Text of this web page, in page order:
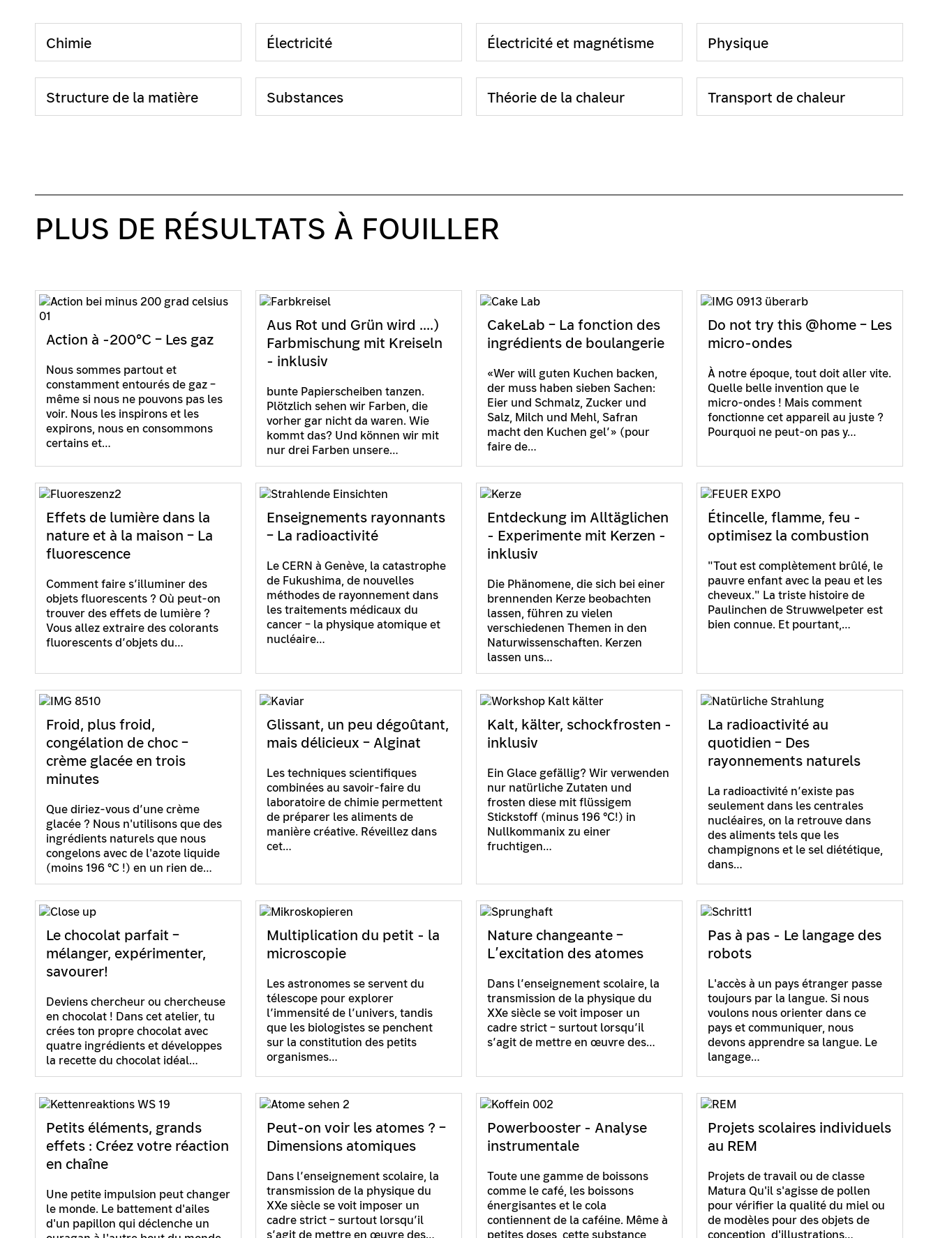
Chimie Électricité Électricité et magnétisme Physique
Structure de la matière Substances Théorie de la chaleur Transport de chaleur
PLUS DE RÉSULTATS À FOUILLER
Action à -200°C – Les gaz
Nous sommes partout et
constamment entourés de gaz –
même si nous ne pouvons pas les
voir. Nous les inspirons et les
expirons, nous en consommons
certains et…
Aus Rot und Grün wird ....)
Farbmischung mit Kreiseln
- inklusiv
bunte Papierscheiben tanzen.
Plötzlich sehen wir Farben, die
vorher gar nicht da waren. Wie
kommt das? Und können wir mit
nur drei Farben unsere…
CakeLab – La fonction des
ingrédients de boulangerie
«Wer will guten Kuchen backen,
der muss haben sieben Sachen:
Eier und Schmalz, Zucker und
Salz, Milch und Mehl, Safran
macht den Kuchen gel’» (pour
faire de…
Do not try this @home – Les
micro-ondes
À notre époque, tout doit aller vite.
Quelle belle invention que le
micro-ondes ! Mais comment
fonctionne cet appareil au juste ?
Pourquoi ne peut-on pas y…
Effets de lumière dans la
nature et à la maison – La
fluorescence
Comment faire s’illuminer des
objets fluorescents ? Où peut-on
trouver des effets de lumière ?
Vous allez extraire des colorants
fluorescents d’objets du…
Enseignements rayonnants
– La radioactivité
Le CERN à Genève, la catastrophe
de Fukushima, de nouvelles
méthodes de rayonnement dans
les traitements médicaux du
cancer – la physique atomique et
nucléaire…
Entdeckung im Alltäglichen
- Experimente mit Kerzen -
inklusiv
Die Phänomene, die sich bei einer
brennenden Kerze beobachten
lassen, führen zu vielen
verschiedenen Themen in den
Naturwissenschaften. Kerzen
lassen uns…
Étincelle, flamme, feu -
optimisez la combustion
"Tout est complètement brûlé, le
pauvre enfant avec la peau et les
cheveux." La triste histoire de
Paulinchen de Struwwelpeter est
bien connue. Et pourtant,…
Froid, plus froid,
congélation de choc –
crème glacée en trois
minutes
Que diriez-vous d’une crème
glacée ? Nous n'utilisons que des
ingrédients naturels que nous
congelons avec de l'azote liquide
(moins 196 °C !) en un rien de…
Glissant, un peu dégoûtant,
mais délicieux – Alginat
Les techniques scientifiques
combinées au savoir-faire du
laboratoire de chimie permettent
de préparer les aliments de
manière créative. Réveillez dans
cet…
Kalt, kälter, schockfrosten -
inklusiv
Ein Glace gefällig? Wir verwenden
nur natürliche Zutaten und
frosten diese mit flüssigem
Stickstoff (minus 196 °C!) in
Nullkommanix zu einer
fruchtigen…
La radioactivité au
quotidien – Des
rayonnements naturels
La radioactivité n’existe pas
seulement dans les centrales
nucléaires, on la retrouve dans
des aliments tels que les
champignons et le sel diététique,
dans…
Le chocolat parfait –
mélanger, expérimenter,
savourer!
Deviens chercheur ou chercheuse
en chocolat ! Dans cet atelier, tu
crées ton propre chocolat avec
quatre ingrédients et développes
la recette du chocolat idéal…
Multiplication du petit - la
microscopie
Les astronomes se servent du
télescope pour explorer
l’immensité de l’univers, tandis
que les biologistes se penchent
sur la constitution des petits
organismes…
Nature changeante –
L’excitation des atomes
Dans l’enseignement scolaire, la
transmission de la physique du
XXe siècle se voit imposer un
cadre strict – surtout lorsqu’il
s’agit de mettre en œuvre des…
Pas à pas - Le langage des
robots
L'accès à un pays étranger passe
toujours par la langue. Si nous
voulons nous orienter dans ce
pays et communiquer, nous
devons apprendre sa langue. Le
langage…
Petits éléments, grands
effets : Créez votre réaction
en chaîne
Une petite impulsion peut changer
le monde. Le battement d'ailes
d'un papillon qui déclenche un
Peut-on voir les atomes ? –
Dimensions atomiques
Dans l’enseignement scolaire, la
transmission de la physique du
XXe siècle se voit imposer un
cadre strict – surtout lorsqu’il
s’agit de mettre en œuvre des…
Powerbooster - Analyse
instrumentale
Toute une gamme de boissons
comme le café, les boissons
énergisantes et le cola
contiennent de la caféine. Même à
petites doses, cette substance
Projets scolaires individuels
au REM
Projets de travail ou de classe
Matura Qu'il s'agisse de pollen
pour vérifier la qualité du miel ou
de modèles pour des objets de
conception, d'illustrations…